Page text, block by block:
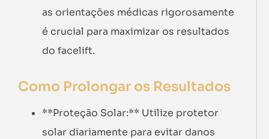
as orientações médicas rigorosamente
é crucial para maximizar os resultados
do facelift.
Como Prolongar os Resultados
**Proteção Solar:** Utilize protetor
solar diariamente para evitar danos